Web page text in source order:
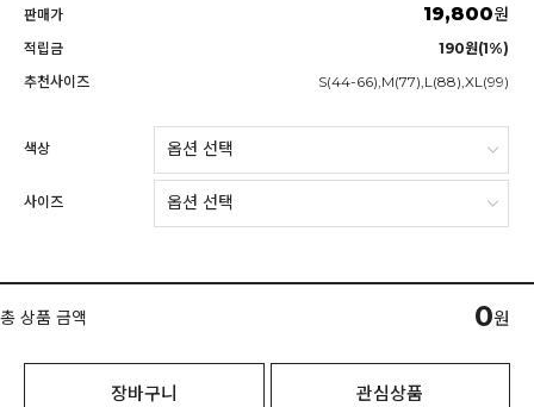
판매가 19,800원
적립금
190원(1%)
추천사이즈
S(44-66),M(77),L(88),XL(99)
색상
사이즈
총 상품 금액 0원
장바구니 관심상품